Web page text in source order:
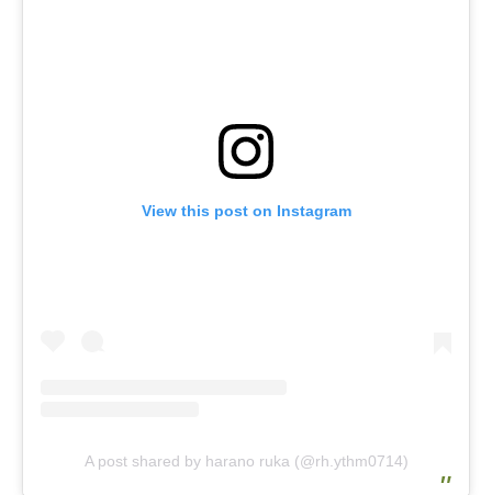
View this post on Instagram
A post shared by harano ruka (@rh.ythm0714)